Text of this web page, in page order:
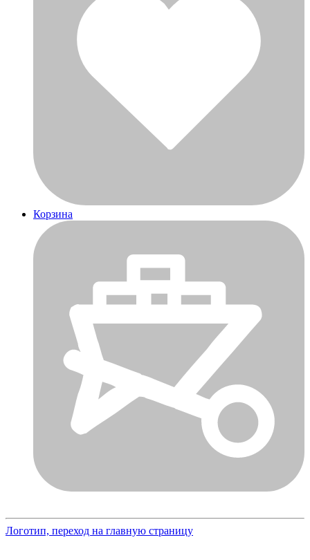
Корзина
Логотип, переход на главную страницу